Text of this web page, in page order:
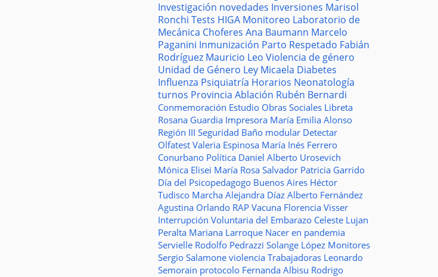
Investigación novedades Inversiones Marisol
Ronchi Tests HIGA Monitoreo Laboratorio de
Mecánica Choferes Ana Baumann Marcelo
Paganini Inmunización Parto Respetado Fabián
Rodríguez Mauricio Leo Violencia de género
Unidad de Género Ley Micaela Diabetes
Influenza Psiquiatría Horarios Neonatología
turnos Provincia Ablación Rubén Bernardi
Conmemoración Estudio Obras Sociales Libreta
Rosana Guardia Impresora María Emilia Alonso
Región III Seguridad Baño modular Detectar
Olfatest Valeria Espinosa María Inés Ferrero
Conurbano Política Daniel Alberto Urosevich
Mónica Elisei María Rosa Salvador Patricia Garrido
Día del Psicopedagogo Buenos Aires Héctor
Tudisco Marcha Alejandra Díaz Alberto Fernández
Agustina Orlando RAP Vacuna Florencia Visser
Interrupción Voluntaria del Embarazo Celeste Lujan
Peralta Mariana Larroque Nacer en pandemia
Servielle Rodolfo Pedrazzi Solange López Monitores
Sergio Salamone violencia Trabajadoras Leonardo
Semorain protocolo Fernanda Albisu Rodrigo